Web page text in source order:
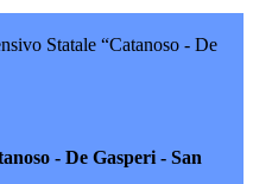
Statale “Catanoso - De
- De Gasperi - San